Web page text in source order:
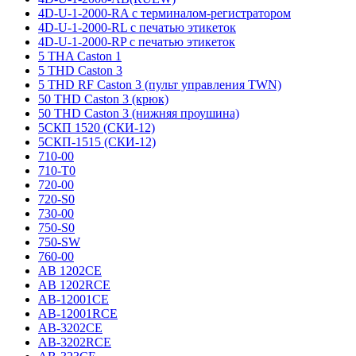
4D-U-1-2000-RA с терминалом-регистратором
4D-U-1-2000-RL с печатью этикеток
4D-U-1-2000-RP с печатью этикеток
5 THA Caston 1
5 THD Caston 3
5 THD RF Caston 3 (пульт управления TWN)
50 THD Caston 3 (крюк)
50 THD Caston 3 (нижняя проушина)
5СКП 1520 (СКИ-12)
5СКП-1515 (СКИ-12)
710-00
710-T0
720-00
720-S0
730-00
750-S0
750-SW
760-00
AB 1202CE
AB 1202RCE
AB-12001CE
AB-12001RCE
AB-3202CE
AB-3202RCE